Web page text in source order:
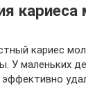
кариеса
кариес
У маленьких
эффективно